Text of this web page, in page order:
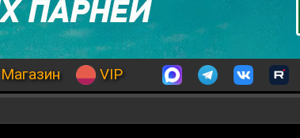
Магазин VIP